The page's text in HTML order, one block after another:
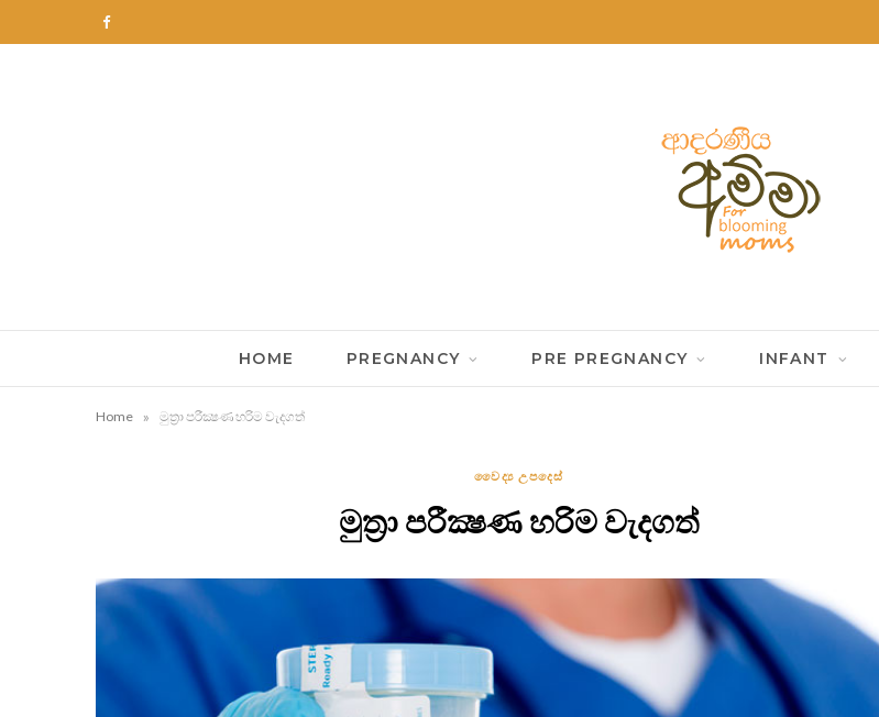
F
k
HOME PREGNANCY PRE PREGNANCY INFANT
Home » මුත්‍රා පරීක්‍ෂණ හරිම වැදගත්
වෛද්‍ය උපදෙස්
මුත්‍රා පරීක්‍ෂණ හරිම වැදගත්